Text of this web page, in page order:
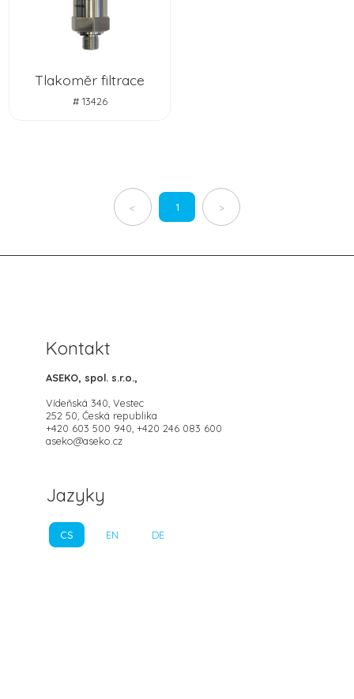
Tlakoměr filtrace
# 13426
< 1 >
Kontakt
ASEKO, spol. s.r.o.,
Vídeňská 340, Vestec
252 50, Česká republika
+420 603 500 940, +420 246 083 600
aseko@aseko.cz
Jazyky
CS EN DE